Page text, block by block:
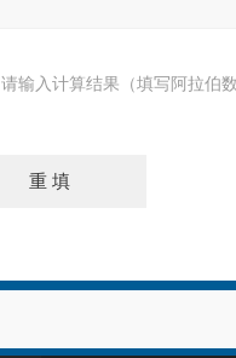
请输入计算结果（填写阿拉伯